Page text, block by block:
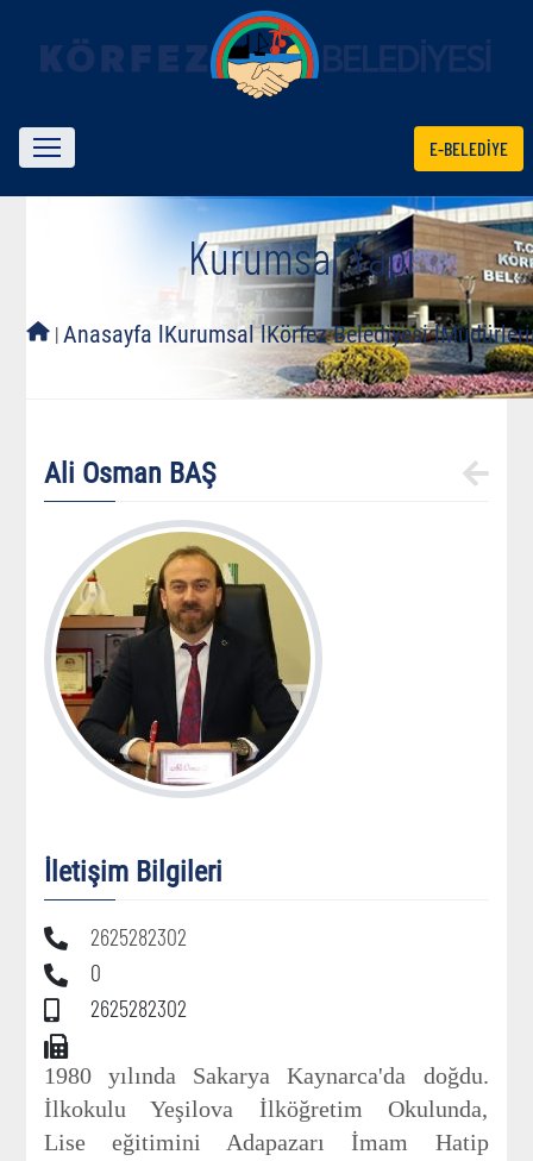
E-BELEDİYE
Kurumsal Yapı
lAnasayfa lKurumsal lKörfez Belediyesi l
Ali Osman BAŞ
İletişim Bilgileri
2625282302
0
2625282302
1980 yılında Sakarya Kaynarca'da doğdu.
İlkokulu Yeşilova İlköğretim Okulunda,
Lise eğitimini Adapazarı İmam Hatip